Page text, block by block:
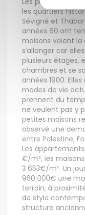
les quartiers
Sévigné et
années 60 ont
maisons voient la
s’allonger car
plusieurs étages,
chambres et se
années 1900.
modes de vie
prennent du
ne veulent pas y
petites maisons
observé une
entre Palestine,
Les
€/m², les
3 653€/m². Un
960 000€ une
terrain, à
de style
structure